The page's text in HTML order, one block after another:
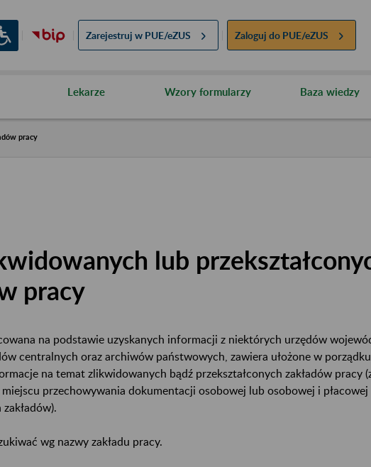
Zarejestruj w PUE/eZUS Zaloguj do PUE/eZUS
Lekarze Wzory formularzy Baza wiedzy
pracy
lub
pracy
na podstawie uzyskanych informacji z niektórych urzędów
centralnych oraz archiwów państwowych, zawiera ułożone w porządku
na temat zlikwidowanych bądź przekształconych zakładów pracy
przechowywania dokumentacji osobowej lub osobowej i płacowej
wg nazwy zakładu pracy.